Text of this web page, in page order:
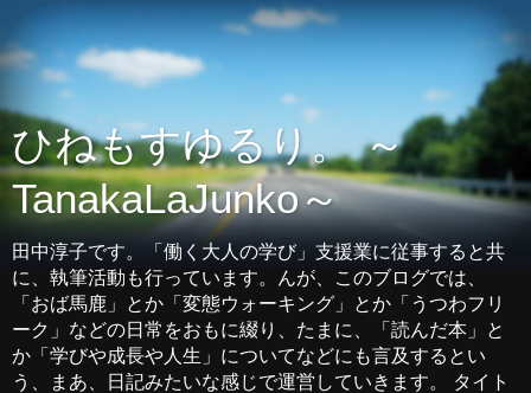
ひねもすゆるり。 ～
TanakaLaJunko～
田中淳子です。「働く大人の学び」支援業に従事すると共
に、執筆活動も行っています。んが、このブログでは、
「おば馬鹿」とか「変態ウォーキング」とか「うつわフリ
ーク」などの日常をおもに綴り、たまに、「読んだ本」と
か「学びや成長や人生」についてなどにも言及するとい
う、まあ、日記みたいな感じで運営していきます。 タイト